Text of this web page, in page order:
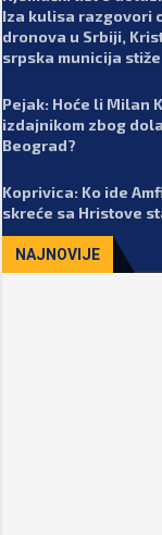
Iza kulisa razgovori
dronova u Srbiji,
srpska municija
Pejak: Hoće li Milan
izdajnikom zbog
Beograd?
Koprivica: Ko ide
skreće sa Hristove
NAJNOVIJE